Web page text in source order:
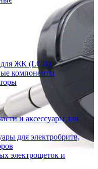
для ЖК (LCD)
компоненты
и аксессуары для
для электробритв,
электрощеток и